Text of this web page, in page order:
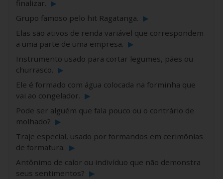
finalizar. ▶
Grupo famoso pelo hit Ragatanga. ▶
Elas são ativos de renda variável que correspondem
a uma parte de uma empresa. ▶
Instrumento usado para cortar legumes, pães ou
churrasco. ▶
Ele é formado com água colocada na forminha que
vai ao congelador. ▶
Pode ser alguém que fala pouco ou o contrário de
molhado? ▶
Traje especial, usado por formandos em cerimônias
de formatura. ▶
Antônimo de calor ou indivíduo que não demonstra
seus sentimentos? ▶